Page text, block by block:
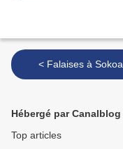
< Falaises à Sokoa.
Hébergé par Canalblog
Top articles